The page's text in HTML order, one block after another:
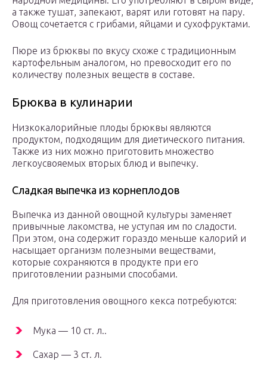
а также тушат, запекают, варят или готовят на пару.
Овощ сочетается с грибами, яйцами и сухофруктами.
Пюре из брюквы по вкусу схоже с традиционным
картофельным аналогом, но превосходит его по
количеству полезных веществ в составе.
Брюква в кулинарии
Низкокалорийные плоды брюквы являются
продуктом, подходящим для диетического питания.
Также из них можно приготовить множество
легкоусвояемых вторых блюд и выпечку.
Сладкая выпечка из корнеплодов
Выпечка из данной овощной культуры заменяет
привычные лакомства, не уступая им по сладости.
При этом, она содержит гораздо меньше калорий и
насыщает организм полезными веществами,
которые сохраняются в продукте при его
приготовлении разными способами.
Для приготовления овощного кекса потребуются:
Мука — 10 ст. л..
Сахар — 3 ст. л.